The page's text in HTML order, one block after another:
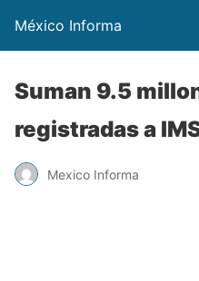
México Informa
Suman 9.5
registradas a
Mexico Informa